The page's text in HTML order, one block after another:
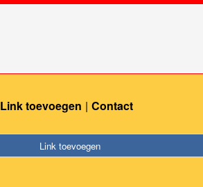
Link toevoegen Contact
Link toevoegen